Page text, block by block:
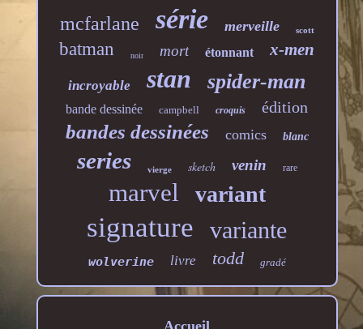
mcfarlane série merveille scott
batman noir mort étonnant x-men
incroyable stan spider-man
bande dessinée campbell croquis édition
bandes dessinées comics blanc
series vierge sketch venin rare
marvel variant
signature variante
wolverine livre todd gradé
Accueil